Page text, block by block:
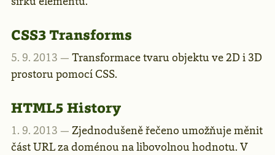
CSS3 Transforms
5. 9. 2013 — Transformace tvaru objektu ve 2D i 3D
prostoru pomocí CSS.
HTML5 History
1. 9. 2013 — Zjednodušeně řečeno umožňuje měnit
část URL za doménou na libovolnou hodnotu. V